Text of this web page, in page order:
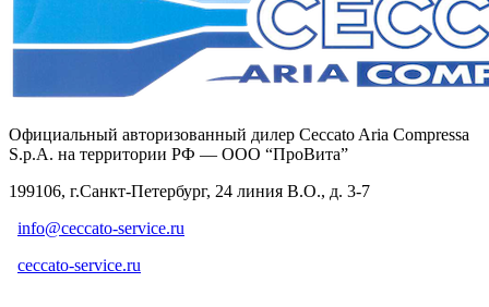
Официальный авторизованный дилер Ceccato Aria Compressa
S.p.A. на территории РФ — ООО “ПроВита”
199106, г.Санкт-Петербург, 24 линия В.О., д. 3-7
info@ceccato-service.ru
ceccato-service.ru